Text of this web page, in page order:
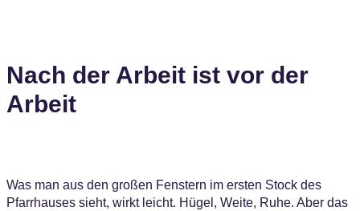
Nach der Arbeit ist vor der
Arbeit
Was man aus den großen Fenstern im ersten Stock des
Pfarrhauses sieht, wirkt leicht. Hügel, Weite, Ruhe. Aber das